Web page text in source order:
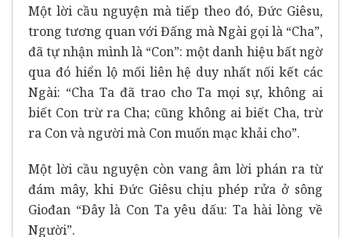
Một lời cầu nguyện mà tiếp theo đó, Đức Giêsu,
trong tương quan với Đấng mà Ngài gọi là “Cha”,
đã tự nhận mình là “Con”: một danh hiệu bất ngờ
qua đó hiển lộ mối liên hệ duy nhất nối kết các
Ngài: “Cha Ta đã trao cho Ta mọi sự, không ai
biết Con trừ ra Cha; cũng không ai biết Cha, trừ
ra Con và người mà Con muốn mạc khải cho”.
Một lời cầu nguyện còn vang âm lời phán ra từ
đám mây, khi Đức Giêsu chịu phép rửa ở sông
Giođan “Đây là Con Ta yêu dấu: Ta hài lòng về
Người”.